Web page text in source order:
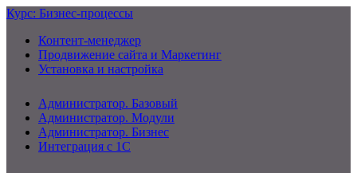
Курс: Бизнес-процессы
Контент-менеджер
Продвижение сайта и Маркетинг
Установка и настройка
Администратор. Базовый
Администратор. Модули
Администратор. Бизнес
Интеграция с 1С